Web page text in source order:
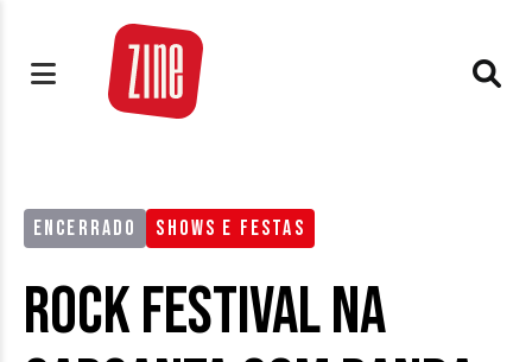
ENCERRADO SHOWS E FESTAS
Rock Festival Na